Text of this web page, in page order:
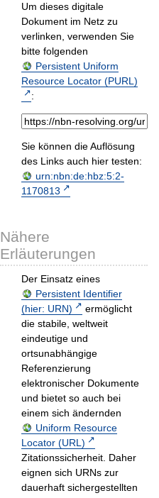
Um dieses digitale
Dokument im Netz zu
verlinken, verwenden Sie
bitte folgenden
Persistent Uniform
Resource Locator (PURL)
:
Sie können die Auflösung
des Links auch hier testen:
urn:nbn:de:hbz:5:2-
1170813
Nähere
Erläuterungen
Der Einsatz eines
Persistent Identifier
(hier: URN)
ermöglicht
die stabile, weltweit
eindeutige und
ortsunabhängige
Referenzierung
elektronischer Dokumente
und bietet so auch bei
einem sich ändernden
Uniform Resource
Locator (URL)
Zitationssicherheit. Daher
eignen sich URNs zur
dauerhaft sichergestellten